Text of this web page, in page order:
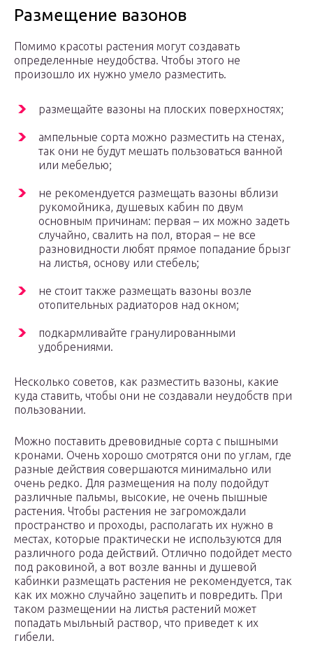
Размещение вазонов
Помимо красоты растения могут создавать
определенные неудобства. Чтобы этого не
произошло их нужно умело разместить.
размещайте вазоны на плоских поверхностях;
ампельные сорта можно разместить на стенах,
так они не будут мешать пользоваться ванной
или мебелью;
не рекомендуется размещать вазоны вблизи
рукомойника, душевых кабин по двум
основным причинам: первая – их можно задеть
случайно, свалить на пол, вторая – не все
разновидности любят прямое попадание брызг
на листья, основу или стебель;
не стоит также размещать вазоны возле
отопительных радиаторов над окном;
подкармливайте гранулированными
удобрениями.
Несколько советов, как разместить вазоны, какие
куда ставить, чтобы они не создавали неудобств при
пользовании.
Можно поставить древовидные сорта с пышными
кронами. Очень хорошо смотрятся они по углам, где
разные действия совершаются минимально или
очень редко. Для размещения на полу подойдут
различные пальмы, высокие, не очень пышные
растения. Чтобы растения не загромождали
пространство и проходы, располагать их нужно в
местах, которые практически не используются для
различного рода действий. Отлично подойдет место
под раковиной, а вот возле ванны и душевой
кабинки размещать растения не рекомендуется, так
как их можно случайно зацепить и повредить. При
таком размещении на листья растений может
попадать мыльный раствор, что приведет к их
гибели.